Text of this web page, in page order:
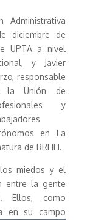
diciembre de
UPTA a nivel
y Javier
responsable
la Unión de
y
en La
de RRHH.
miedos y el
entre la gente
Ellos, como
en su campo